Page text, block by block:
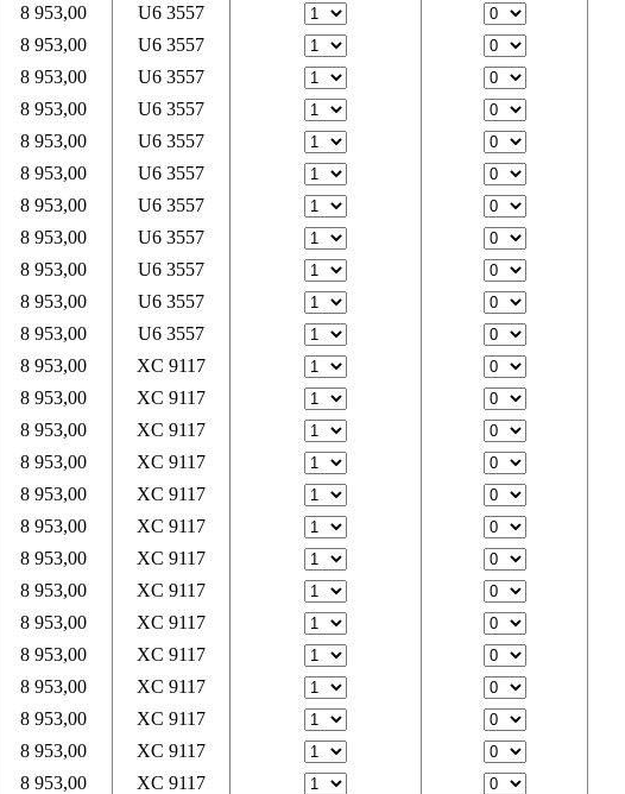
8 953,00 U6 3557
8 953,00 U6 3557
8 953,00 U6 3557
8 953,00 U6 3557
8 953,00 U6 3557
8 953,00 U6 3557
8 953,00 U6 3557
8 953,00 U6 3557
8 953,00 U6 3557
8 953,00 U6 3557
8 953,00 U6 3557
8 953,00 XC 9117
8 953,00 XC 9117
8 953,00 XC 9117
8 953,00 XC 9117
8 953,00 XC 9117
8 953,00 XC 9117
8 953,00 XC 9117
8 953,00 XC 9117
8 953,00 XC 9117
8 953,00 XC 9117
8 953,00 XC 9117
8 953,00 XC 9117
8 953,00 XC 9117
8 953,00 XC 9117